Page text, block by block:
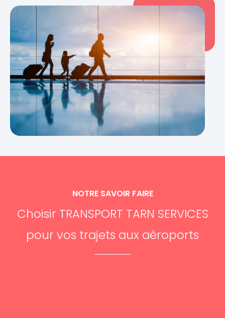
NOTRE SAVOIR FAIRE
Choisir TRANSPORT TARN SERVICES
pour vos trajets aux aéroports